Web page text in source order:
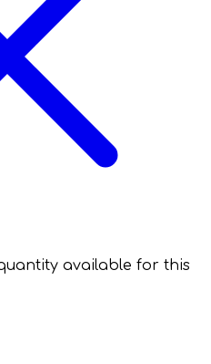
available for this